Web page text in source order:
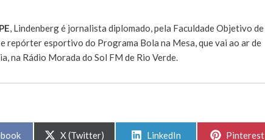
PE, Lindenberg é jornalista diplomado, pela Faculdade Objetivo de
repórter esportivo do Programa Bola na Mesa, que vai ao ar de
na Rádio Morada do Sol FM de Rio Verde.
Share
X (Twitter)
Share
LinkedIn
Share
Pinterest